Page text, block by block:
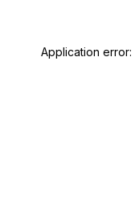
Application